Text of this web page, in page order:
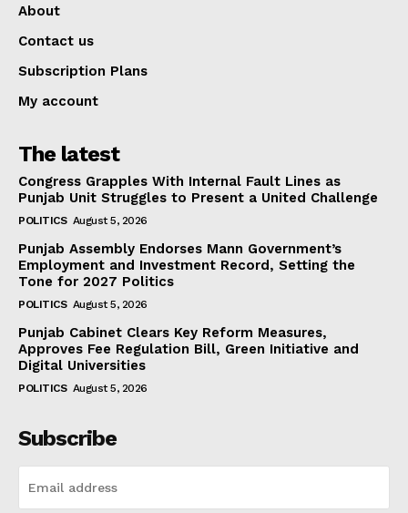
About
Contact us
Subscription Plans
My account
The latest
Congress Grapples With Internal Fault Lines as
Punjab Unit Struggles to Present a United Challenge
POLITICS August 5, 2026
Punjab Assembly Endorses Mann Government’s
Employment and Investment Record, Setting the
Tone for 2027 Politics
POLITICS August 5, 2026
Punjab Cabinet Clears Key Reform Measures,
Approves Fee Regulation Bill, Green Initiative and
Digital Universities
POLITICS August 5, 2026
Subscribe